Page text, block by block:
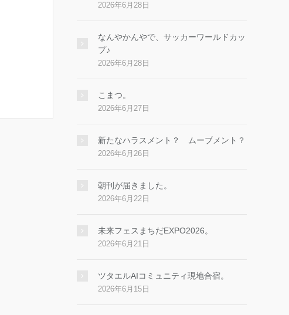
2026年6月28日
なんやかんやで、サッカーワールドカッ
プ♪
2026年6月28日
こまつ。
2026年6月27日
新たなハラスメント？ ムーブメント？
2026年6月26日
朝刊が届きました。
2026年6月22日
未来フェスまちだEXPO2026。
2026年6月21日
ツタエルAIコミュニティ現地合宿。
2026年6月15日